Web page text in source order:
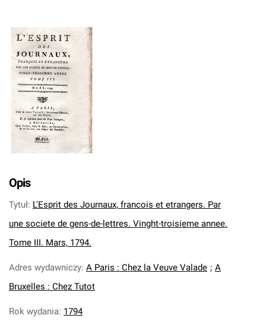
Opis
Tytuł: L'Esprit des Journaux, francois et etrangers. Par
une societe de gens-de-lettres. Vinght-troisieme annee.
Tome III. Mars, 1794.
Adres wydawniczy: A Paris : Chez la Veuve Valade ; A
Bruxelles : Chez Tutot
Rok wydania: 1794